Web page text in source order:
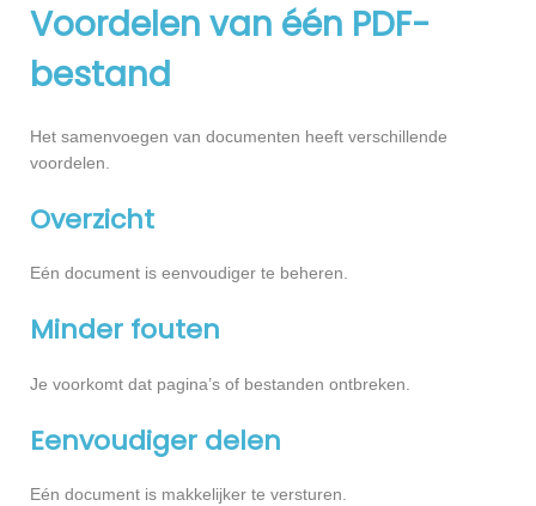
Voordelen van één PDF-
bestand
Het samenvoegen van documenten heeft verschillende
voordelen.
Overzicht
Eén document is eenvoudiger te beheren.
Minder fouten
Je voorkomt dat pagina’s of bestanden ontbreken.
Eenvoudiger delen
Eén document is makkelijker te versturen.